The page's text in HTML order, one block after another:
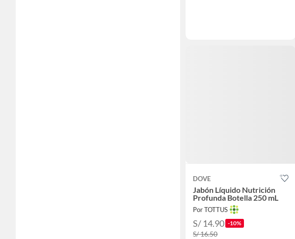
DOVE
Jabón Líquido Nutrición
Profunda Botella 250 mL
Por TOTTUS
S/ 14.90 -10%
S/ 16.50